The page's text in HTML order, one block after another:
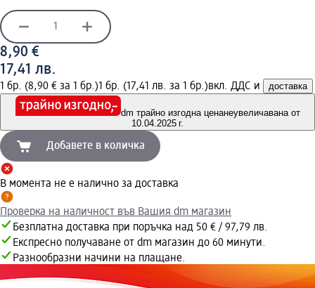
8,90 €
17,41 лв.
1 бр. (8,90 € за 1 бр.)1 бр. (17,41 лв. за 1 бр.)вкл. ДДС и доставка
dm трайно изгодна ценанеувеличавана от
10.04.2025 г.
Добавете в количка
В момента не е налично за доставка
Проверка на наличност във Вашия dm магазин
Безплатна доставка при поръчка над 50 € / 97,79 лв.
Експресно получаване от dm магазин до 60 минути.
Разнообразни начини на плащане.